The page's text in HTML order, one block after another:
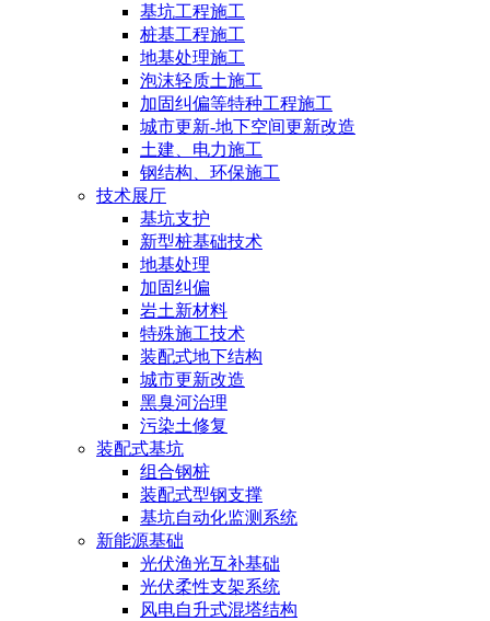
基坑工程施工
桩基工程施工
地基处理施工
泡沫轻质土施工
加固纠偏等特种工程施工
城市更新-地下空间更新改造
土建、电力施工
钢结构、环保施工
技术展厅
基坑支护
新型桩基础技术
地基处理
加固纠偏
岩土新材料
特殊施工技术
装配式地下结构
城市更新改造
黑臭河治理
污染土修复
装配式基坑
组合钢桩
装配式型钢支撑
基坑自动化监测系统
新能源基础
光伏渔光互补基础
光伏柔性支架系统
风电自升式混塔结构